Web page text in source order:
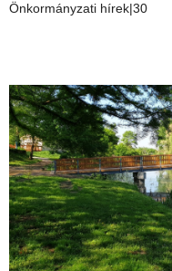
Önkormányzati hírek|30